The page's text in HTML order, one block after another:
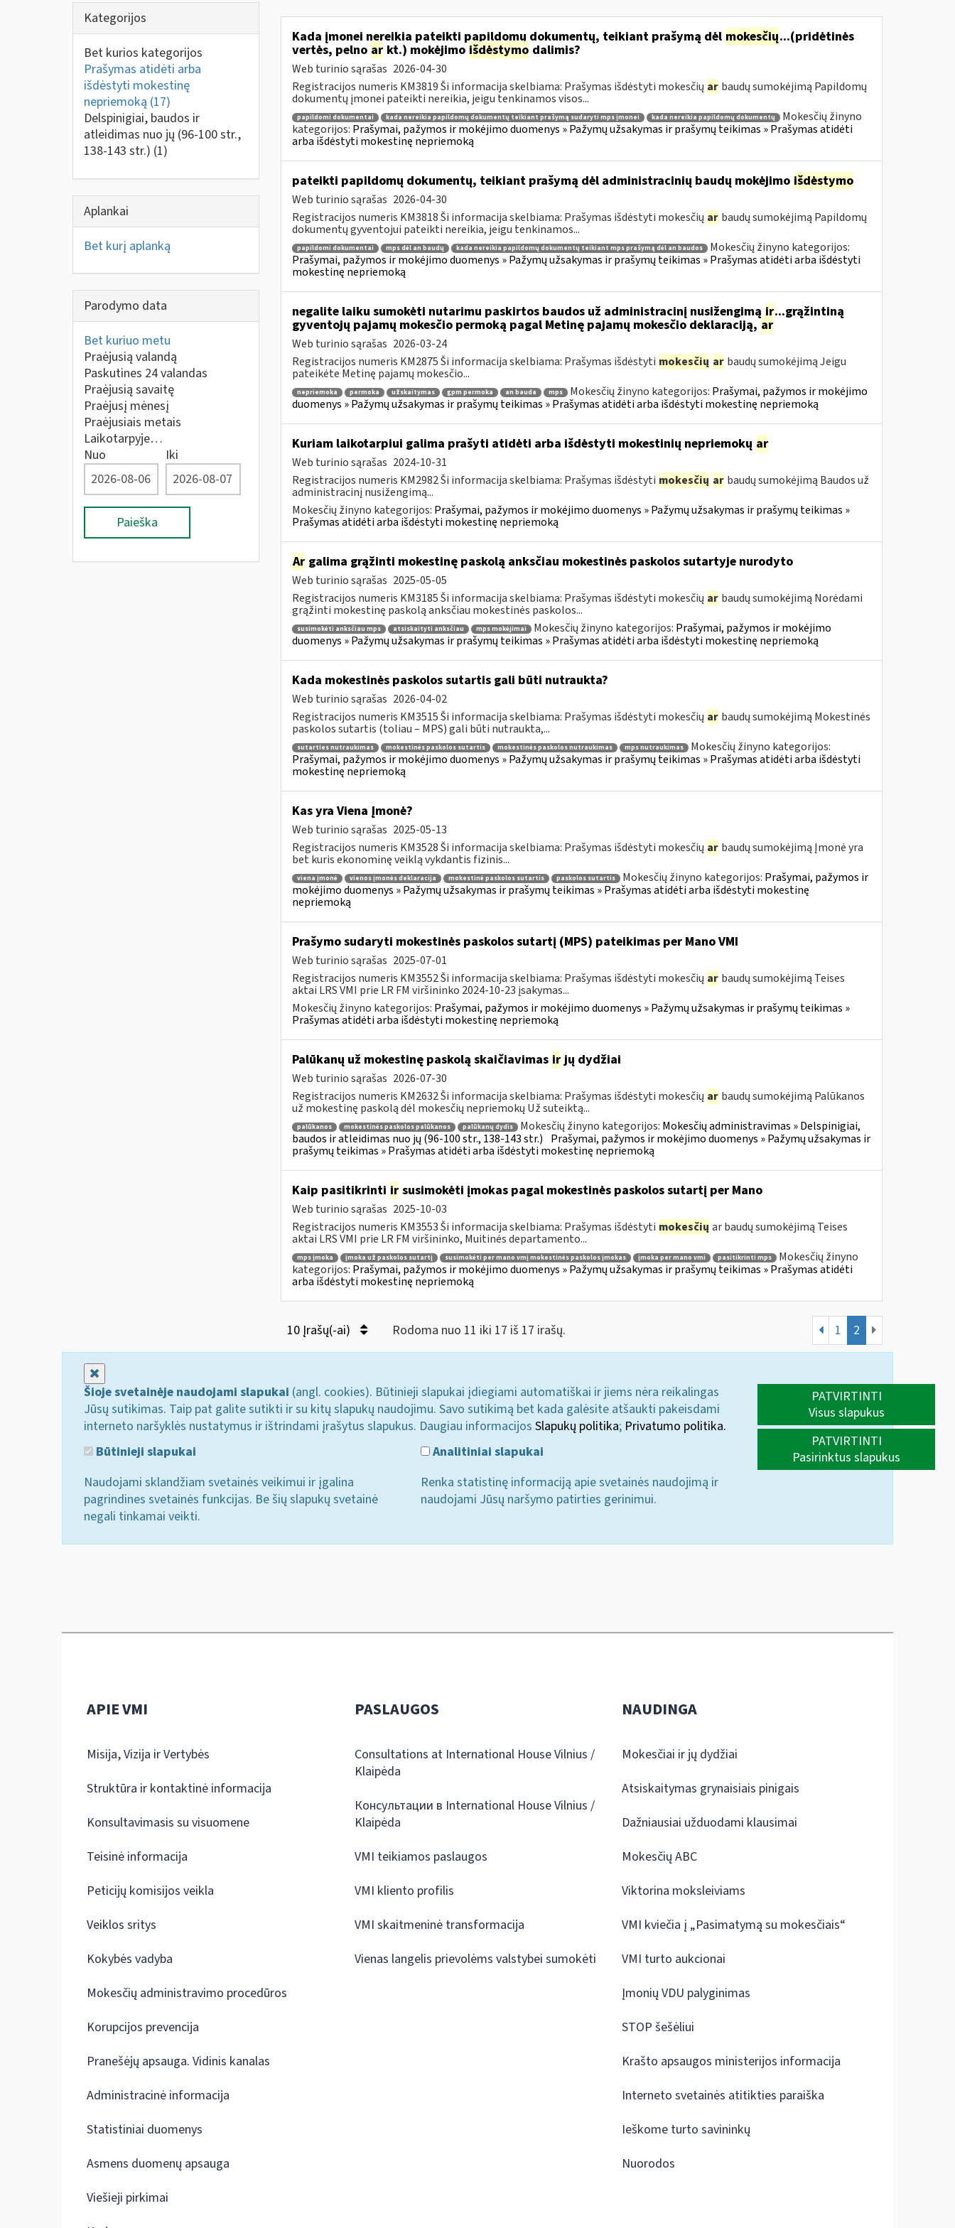
Kategorijos
Bet kurios kategorijos
Prašymas atidėti arba
išdėstyti mokestinę
nepriemoką (17)
Delspinigiai, baudos ir
atleidimas nuo jų (96-100 str.,
138-143 str.) (1)
Aplankai
Bet kurį aplanką
Parodymo data
Bet kuriuo metu
Praėjusią valandą
Paskutines 24 valandas
Praėjusią savaitę
Praėjusį mėnesį
Praėjusiais metais
Laikotarpyje…
Nuo
Iki
Paieška
Kada įmonei nereikia pateikti papildomų dokumentų, teikiant prašymą dėl mokesčių...(pridėtinės
vertės, pelno arkt.) mokėjimo išdėstymo dalimis?
Web turinio sąrašas 2026-04-30
Registracijos numeris KM3819 Ši informacija skelbiama: Prašymas išdėstyti mokesčių ar baudų sumokėjimą Papildomų
dokumentų įmonei pateikti nereikia, jeigu tenkinamos visos...
papildomi dokumentai kada nereikia papildomų dokumentų teikiant prašymą sudaryti mps įmonei kada nereikia papildomų dokumentų
Mokesčių žinyno
kategorijos: Prašymai, pažymos ir mokėjimo duomenys » Pažymų užsakymas ir prašymų teikimas » Prašymas atidėti
arba išdėstyti mokestinę nepriemoką
pateikti papildomų dokumentų, teikiant prašymą dėl administracinių baudų mokėjimo išdėstymo
Web turinio sąrašas 2026-04-30
Registracijos numeris KM3818 Ši informacija skelbiama: Prašymas išdėstyti mokesčių ar baudų sumokėjimą Papildomų
dokumentų gyventojui pateikti nereikia, jeigu tenkinamos...
papildomi dokumentai mps dėl an baudų kada nereikia papildomų dokumentų teikiant mps prašymą dėl an baudos
Mokesčių žinyno kategorijos:
Prašymai, pažymos ir mokėjimo duomenys » Pažymų užsakymas ir prašymų teikimas » Prašymas atidėti arba išdėstyti
mokestinę nepriemoką
negalite laiku sumokėti nutarimu paskirtos baudos už administracinį nusižengimąir...grąžintiną
gyventojų pajamų mokesčio permoką pagal Metinę pajamų mokesčio deklaraciją, ar
Web turinio sąrašas 2026-03-24
Registracijos numeris KM2875 Ši informacija skelbiama: Prašymas išdėstyti mokesčių ar baudų sumokėjimą Jeigu
pateikėte Metinę pajamų mokesčio...
nepriemoka permoka užskaitymas gpm permoka an bauda mps Mokesčių žinyno kategorijos: Prašymai, pažymos ir mokėjimo
duomenys » Pažymų užsakymas ir prašymų teikimas » Prašymas atidėti arba išdėstyti mokestinę nepriemoką
Kuriam laikotarpiui galima prašyti atidėti arba išdėstyti mokestinių nepriemokų ar
Web turinio sąrašas 2024-10-31
Registracijos numeris KM2982 Ši informacija skelbiama: Prašymas išdėstyti mokesčių ar baudų sumokėjimą Baudos už
administracinį nusižengimą...
Mokesčių žinyno kategorijos: Prašymai, pažymos ir mokėjimo duomenys » Pažymų užsakymas ir prašymų teikimas »
Prašymas atidėti arba išdėstyti mokestinę nepriemoką
Argalima grąžinti mokestinę paskolą anksčiau mokestinės paskolos sutartyje nurodyto
Web turinio sąrašas 2025-05-05
Registracijos numeris KM3185 Ši informacija skelbiama: Prašymas išdėstyti mokesčių ar baudų sumokėjimą Norėdami
grąžinti mokestinę paskolą anksčiau mokestinės paskolos...
susimokėti anksčiau mps atsiskaityti anksčiau mps mokėjimai Mokesčių žinyno kategorijos: Prašymai, pažymos ir mokėjimo
duomenys » Pažymų užsakymas ir prašymų teikimas » Prašymas atidėti arba išdėstyti mokestinę nepriemoką
Kada mokestinės paskolos sutartis gali būti nutraukta?
Web turinio sąrašas 2026-04-02
Registracijos numeris KM3515 Ši informacija skelbiama: Prašymas išdėstyti mokesčių ar baudų sumokėjimą Mokestinės
paskolos sutartis (toliau – MPS) gali būti nutraukta,...
sutarties nutraukimas mokestinės paskolos sutartis mokestinės paskolos nutraukimas mps nutraukimas
Mokesčių žinyno kategorijos:
Prašymai, pažymos ir mokėjimo duomenys » Pažymų užsakymas ir prašymų teikimas » Prašymas atidėti arba išdėstyti
mokestinę nepriemoką
Kas yra Viena Įmonė?
Web turinio sąrašas 2025-05-13
Registracijos numeris KM3528 Ši informacija skelbiama: Prašymas išdėstyti mokesčių ar baudų sumokėjimą Įmonė yra
bet kuris ekonominę veiklą vykdantis fizinis...
viena įmonė vienos įmonės deklaracija mokestinė paskolos sutartis paskolos sutartis Mokesčių žinyno kategorijos: Prašymai, pažymos ir
mokėjimo duomenys » Pažymų užsakymas ir prašymų teikimas » Prašymas atidėti arba išdėstyti mokestinę
nepriemoką
Prašymo sudaryti mokestinės paskolos sutartį (MPS) pateikimas per Mano VMI
Web turinio sąrašas 2025-07-01
Registracijos numeris KM3552 Ši informacija skelbiama: Prašymas išdėstyti mokesčių ar baudų sumokėjimą Teises
aktai LRS VMI prie LR FM viršininko 2024-10-23 įsakymas...
Mokesčių žinyno kategorijos: Prašymai, pažymos ir mokėjimo duomenys » Pažymų užsakymas ir prašymų teikimas »
Prašymas atidėti arba išdėstyti mokestinę nepriemoką
Palūkanų už mokestinę paskolą skaičiavimas irjų dydžiai
Web turinio sąrašas 2026-07-30
Registracijos numeris KM2632 Ši informacija skelbiama: Prašymas išdėstyti mokesčių ar baudų sumokėjimą Palūkanos
už mokestinę paskolą dėl mokesčių nepriemokų Už suteiktą...
palūkanos mokestinės paskolos palūkanos palūkanų dydis Mokesčių žinyno kategorijos: Mokesčių administravimas » Delspinigiai,
baudos ir atleidimas nuo jų (96-100 str., 138-143 str.) Prašymai, pažymos ir mokėjimo duomenys » Pažymų užsakymas ir
prašymų teikimas » Prašymas atidėti arba išdėstyti mokestinę nepriemoką
Kaip pasitikrinti irsusimokėti įmokas pagal mokestinės paskolos sutartį per Mano
Web turinio sąrašas 2025-10-03
Registracijos numeris KM3553 Ši informacija skelbiama: Prašymas išdėstyti mokesčių ar baudų sumokėjimą Teises
aktai LRS VMI prie LR FM viršininko, Muitinės departamento...
mps įmoka įmoka už paskolos sutartį susimokėti per mano vmį mokestinės paskolos įmokas įmoka per mano vmi pasitikrinti mps
Mokesčių žinyno
kategorijos: Prašymai, pažymos ir mokėjimo duomenys » Pažymų užsakymas ir prašymų teikimas » Prašymas atidėti
arba išdėstyti mokestinę nepriemoką
10 Įrašų(-ai) Rodoma nuo 11 iki 17 iš 17 irašų. 1 2
Šioje svetainėje naudojami slapukai (angl. cookies). Būtinieji slapukai įdiegiami automatiškai ir jiems nėra reikalingas
Jūsų sutikimas. Taip pat galite sutikti ir su kitų slapukų naudojimu. Savo sutikimą bet kada galėsite atšaukti pakeisdami
interneto naršyklės nustatymus ir ištrindami įrašytus slapukus. Daugiau informacijos Slapukų politika; Privatumo politika.
Būtinieji slapukai
Naudojami sklandžiam svetainės veikimui ir įgalina
pagrindines svetainės funkcijas. Be šių slapukų svetainė
negali tinkamai veikti.
Analitiniai slapukai
Renka statistinę informaciją apie svetainės naudojimą ir
naudojami Jūsų naršymo patirties gerinimui.
PATVIRTINTI
Visus slapukus
PATVIRTINTI
Pasirinktus slapukus
APIE VMI
Misija, Vizija ir Vertybės
Struktūra ir kontaktinė informacija
Konsultavimasis su visuomene
Teisinė informacija
Peticijų komisijos veikla
Veiklos sritys
Kokybės vadyba
Mokesčių administravimo procedūros
Korupcijos prevencija
Pranešėjų apsauga. Vidinis kanalas
Administracinė informacija
Statistiniai duomenys
Asmens duomenų apsauga
Viešieji pirkimai
PASLAUGOS
Consultations at International House Vilnius /
Klaipėda
Консультации в International House Vilnius /
Klaipėda
VMI teikiamos paslaugos
VMI kliento profilis
VMI skaitmeninė transformacija
Vienas langelis prievolėms valstybei sumokėti
NAUDINGA
Mokesčiai ir jų dydžiai
Atsiskaitymas grynaisiais pinigais
Dažniausiai užduodami klausimai
Mokesčių ABC
Viktorina moksleiviams
VMI kviečia į „Pasimatymą su mokesčiais“
VMI turto aukcionai
Įmonių VDU palyginimas
STOP šešėliui
Krašto apsaugos ministerijos informacija
Interneto svetainės atitikties paraiška
Ieškome turto savininkų
Nuorodos